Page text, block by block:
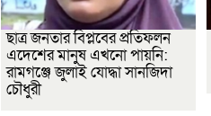
ছাত্র জনতার বিপ্লবের প্রতিফলন
এদেশের মানুষ এখনো পায়নি:
রামগঞ্জে জুলাই যোদ্ধা সানজিদা
চৌধুরী